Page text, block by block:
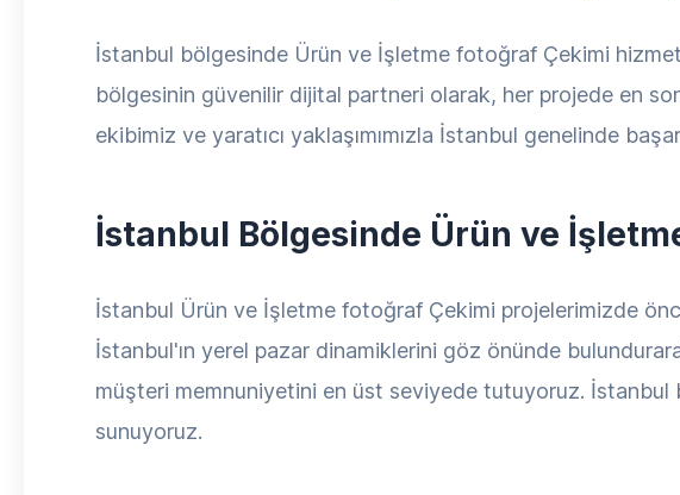
İstanbul bölgesinde Ürün ve İşletme fotoğraf Çekimi
bölgesinin güvenilir dijital partneri olarak, her projede en
ekibimiz ve yaratıcı yaklaşımımızla İstanbul genelinde
İstanbul Bölgesinde Ürün ve
İstanbul Ürün ve İşletme fotoğraf Çekimi projelerimizde
İstanbul'ın yerel pazar dinamiklerini göz önünde
müşteri memnuniyetini en üst seviyede tutuyoruz.
sunuyoruz.